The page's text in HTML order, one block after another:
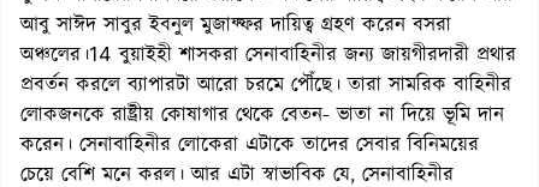
আবু সাঈদ সাবুর ইবনুল মুজাফ্ফর দায়িত্ব গ্রহণ করেন বসরা
অঞ্চলের।14 বুয়াইহী শাসকরা সেনাবাহিনীর জন্য জায়গীরদারী প্রথার
প্রবর্তন করলে ব্যাপারটা আরো চরমে পৌঁছে। তারা সামরিক বাহিনীর
লোকজনকে রাষ্ট্রীয় কোষাগার থেকে বেতন- ভাতা না দিয়ে ভূমি দান
করেন। সেনাবাহিনীর লোকেরা এটাকে তাদের সেবার বিনিময়ের
চেয়ে বেশি মনে করল। আর এটা স্বাভাবিক যে, সেনাবাহিনীর